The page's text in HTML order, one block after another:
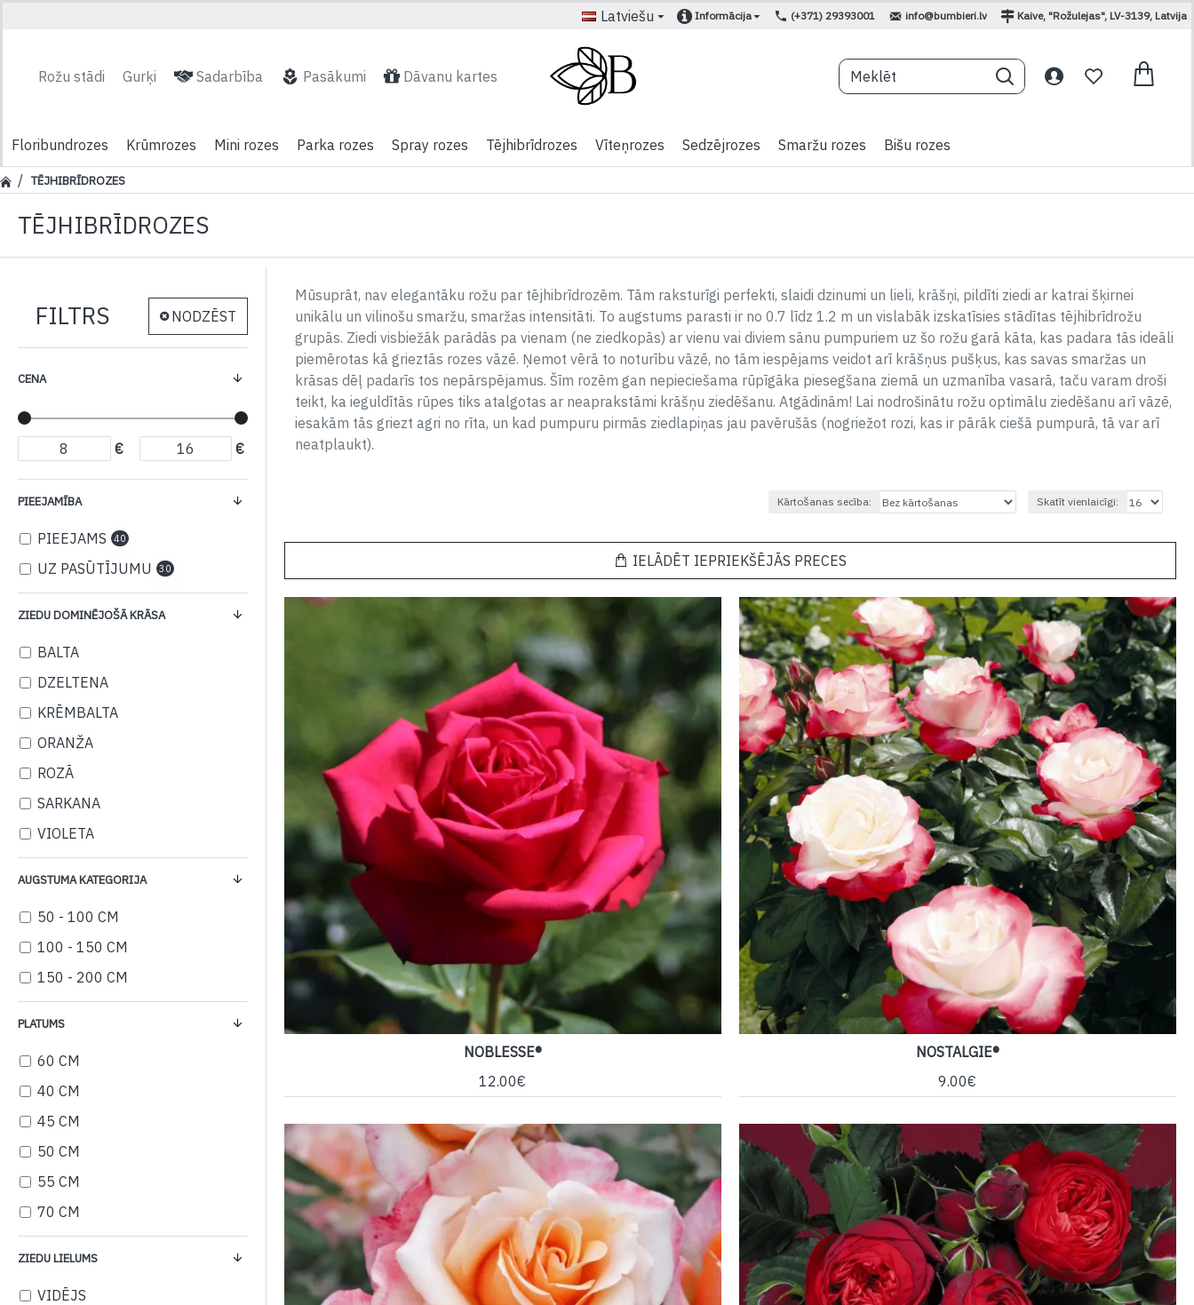
Latviešu Informācija (+371) 29393001 info@bumbieri.lv Kaive, "Rožulejas", LV-3139, Latvija
Rožu stādi Gurķi Sadarbība Pasākumi Dāvanu kartes
Floribundrozes Krūmrozes Mini rozes Parka rozes Spray rozes Tējhibrīdrozes Vīteņrozes Sedzējrozes Smaržu rozes Bišu rozes
TĒJHIBRĪDROZES
TĒJHIBRĪDROZES
FILTRS NODZĒST
CENA
€ €
AUGSTUMA KATEGORIJA
50 - 100 CM
100 - 150 CM
150 - 200 CM
ZIEDU DOMINĒJOŠĀ KRĀSA
BALTA
DZELTENA
KRĒMBALTA
ORANŽA
ROZĀ
SARKANA
VIOLETA
PLATUMS
60 CM
40 CM
45 CM
50 CM
55 CM
70 CM
ZIEDU LIELUMS
VIDĒJS
PIEEJAMĪBA
PIEEJAMS 40
UZ PASŪTĪJUMU 30
Mūsuprāt, nav elegantāku rožu par tējhibrīdrozēm. Tām raksturīgi perfekti, slaidi dzinumi un lieli, krāšņi, pildīti ziedi ar katrai šķirnei
unikālu un vilinošu smaržu, smaržas intensitāti. To augstums parasti ir no 0.7 līdz 1.2 m un vislabāk izskatīsies stādītas tējhibrīdrožu
grupās. Ziedi visbiežāk parādās pa vienam (ne ziedkopās) ar vienu vai diviem sānu pumpuriem uz šo rožu garā kāta, kas padara tās ideāli
piemērotas kā grieztās rozes vāzē. Ņemot vērā to noturību vāzē, no tām iespējams veidot arī krāšņus pušķus, kas savas smaržas un
krāsas dēļ padarīs tos nepārspējamus. Šīm rozēm gan nepieciešama rūpīgāka piesegšana ziemā un uzmanība vasarā, taču varam droši
teikt, ka ieguldītās rūpes tiks atalgotas ar neaprakstāmi krāšņu ziedēšanu. Atgādinām! Lai nodrošinātu rožu optimālu ziedēšanu arī vāzē,
iesakām tās griezt agri no rīta, un kad pumpuru pirmās ziedlapiņas jau pavērušās (nogriežot rozi, kas ir pārāk ciešā pumpurā, tā var arī
neatplaukt).
Kārtošanas secība: Skatīt vienlaicīgi:
IELĀDĒT IEPRIEKŠĒJĀS PRECES
NOBLESSE®
12.00€
NOSTALGIE®
9.00€